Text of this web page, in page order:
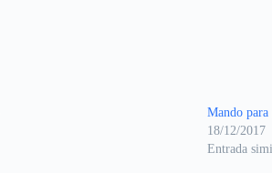
Mando
18/12/2017
Entrada